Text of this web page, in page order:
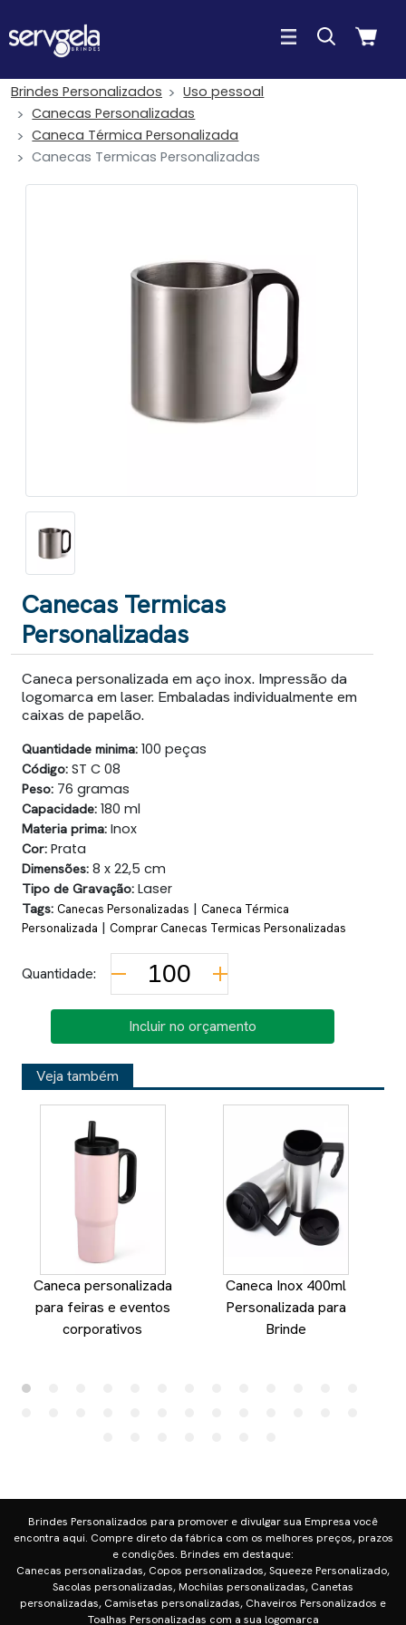
Brindes Personalizados
Uso pessoal
Canecas Personalizadas
Caneca Térmica Personalizada
Canecas Termicas Personalizadas
Canecas Termicas
Personalizadas
Caneca personalizada em aço inox. Impressão da
logomarca em laser. Embaladas individualmente em
caixas de papelão.
Quantidade minima: 100 peças
Código: ST C 08
Peso: 76 gramas
Capacidade: 180 ml
Materia prima: Inox
Cor: Prata
Dimensões: 8 x 22,5 cm
Tipo de Gravação: Laser
Tags: Canecas Personalizadas | Caneca Térmica
Personalizada | Comprar Canecas Termicas Personalizadas
Quantidade:
Incluir no orçamento
Veja também
Caneca personalizada
para feiras e eventos
corporativos
Caneca Inox 400ml
Personalizada para
Brinde
Brindes Personalizados para promover e divulgar sua Empresa você
encontra aqui. Compre direto da fábrica com os melhores preços, prazos
e condições. Brindes em destaque:
Canecas personalizadas, Copos personalizados, Squeeze Personalizado,
Sacolas personalizadas, Mochilas personalizadas, Canetas
personalizadas, Camisetas personalizadas, Chaveiros Personalizados e
Toalhas Personalizadas com a sua logomarca